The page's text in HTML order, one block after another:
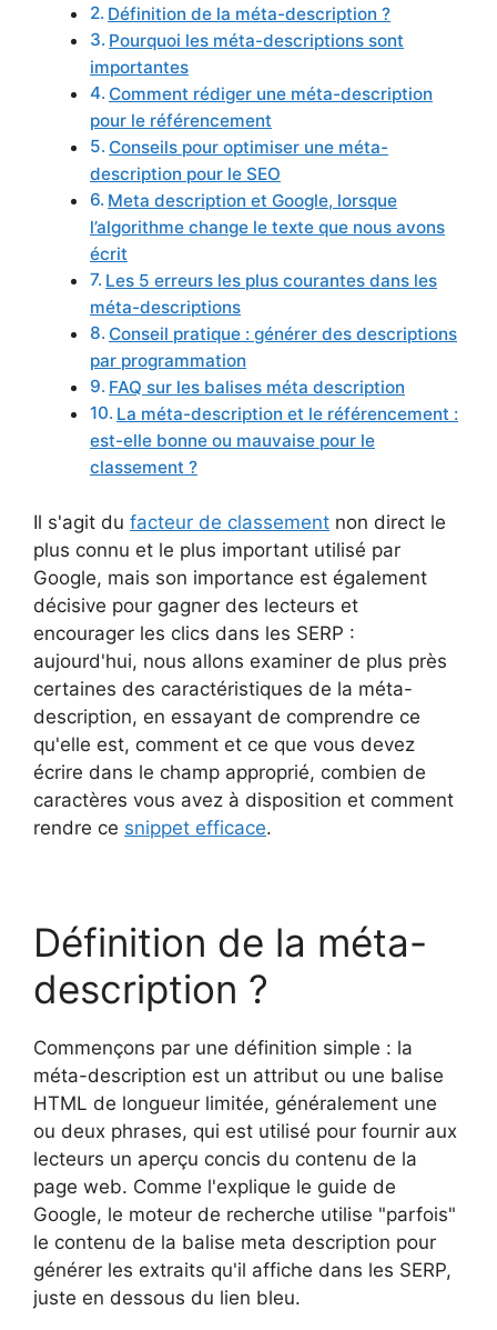
Définition de la méta-description ?
Pourquoi les méta-descriptions sont
importantes
Comment rédiger une méta-description
pour le référencement
Conseils pour optimiser une méta-
description pour le SEO
Meta description et Google, lorsque
l’algorithme change le texte que nous avons
écrit
Les 5 erreurs les plus courantes dans les
méta-descriptions
Conseil pratique : générer des descriptions
par programmation
FAQ sur les balises méta description
La méta-description et le référencement :
est-elle bonne ou mauvaise pour le
classement ?
Il s'agit du facteur de classement non direct le
plus connu et le plus important utilisé par
Google, mais son importance est également
décisive pour gagner des lecteurs et
encourager les clics dans les SERP :
aujourd'hui, nous allons examiner de plus près
certaines des caractéristiques de la méta-
description, en essayant de comprendre ce
qu'elle est, comment et ce que vous devez
écrire dans le champ approprié, combien de
caractères vous avez à disposition et comment
rendre ce snippet efficace.
Définition de la méta-
description ?
Commençons par une définition simple : la
méta-description est un attribut ou une balise
HTML de longueur limitée, généralement une
ou deux phrases, qui est utilisé pour fournir aux
lecteurs un aperçu concis du contenu de la
page web. Comme l'explique le guide de
Google, le moteur de recherche utilise "parfois"
le contenu de la balise meta description pour
générer les extraits qu'il affiche dans les SERP,
juste en dessous du lien bleu.